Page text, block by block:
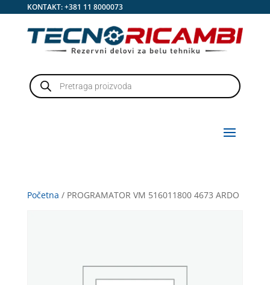
KONTAKT:+381 11 8000073
Products
search
Početna / PROGRAMATOR VM 516011800 4673 ARDO